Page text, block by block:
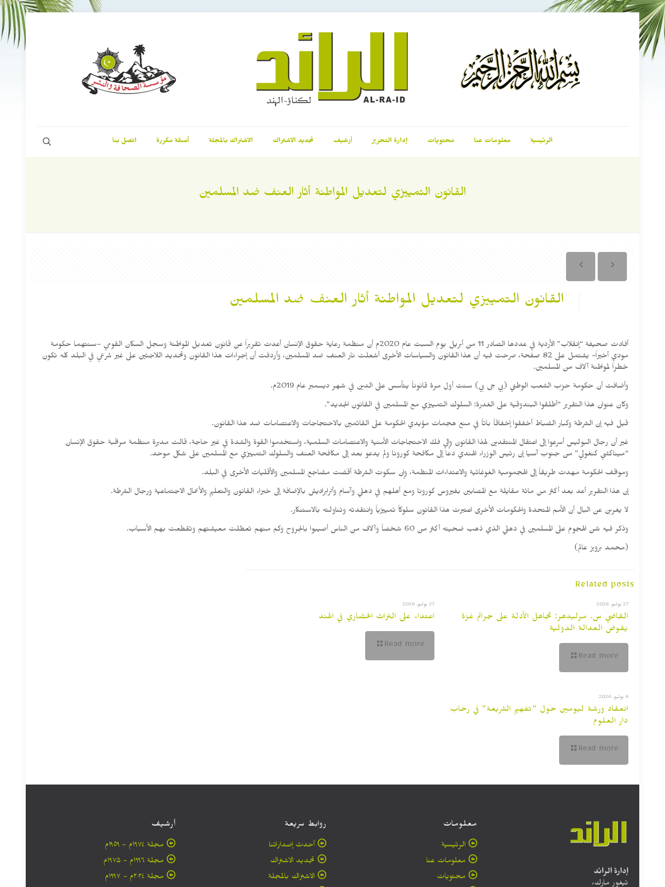
الرئيسية معلومات عنا محتويات إدارة التحرير أرشيف تجديد الاشتراك الاشتراك بالمجلة أسئلة مكررة اتصل بنا
القانون التمييزي لتعديل المواطنة أثار العنف ضد المسلمين
القانون التمييزي لتعديل المواطنة أثار العنف ضد المسلمين
أفادت صحيفة “إنقلاب” الأردية في عددها الصادر 11 من أبريل يوم السبت عام 2020م أن منظمة رعاية حقوق الإنسان أعدت تقريراً عن قانون تعديل المواطنة وسجل السكان القومي -سنتهما حكومة
مودي أخيراً- يشتمل على 82 صفحة، صرحت فيه أن هذا القانون والسياسات الأخرى أشعلت نار العنف ضد المسلمين، وأردفت أن إجراءات هذا القانون وتحديد اللاجئين على غير شرعي في البلد كله تكون
خطراً لمواطنة آلاف من المسلمين.
وأضافت أن حكومة حزب الشعب الوطني (بي جى بي) سنت أول مرة قانوناً يتأسس على الدين في شهر ديسمبر عام 2019م.
وكان عنوان هذا التقرير “أطلقوا البندوقية على الغدرة: السلوك التمييزي مع المسلمين في القانون الجديد”.
قيل فيه إن الشرطة وكبار الضباط أخفقوا إخفاقاً باتاً في منع هجمات مؤيدي الحكومة على القائمين بالاحتجاجات والاعتصامات ضد هذا القانون.
غير أن رجال البوليس أسرعوا إلى اعتقال المنتقدين لهذا القانون وإلي فكّ الاحتجاجات الأمنية والاعتصامات السلمية، واستخدموا القوة والشدة في غير حاجة، قالت مديرة منظمة مراقبة حقوق الإنسان
“ميناكشي كنغولي” من جنوب آسيا إن رئيس الوزراء الهندي دعا إلى مكافحة كورونا ولم يدعو بعد إلى مكافحة العنف والسلوك التمييزي مع المسلمين على شكل موحد.
ومواقف الحكومة مهدت طريقاً إلى الهجمومية الغوغائية والاعتداءات المنظمة، وإن سكوت الشرطة أقضت مضاجع المسلمين والأقليات الأخرى في البلد.
إن هذا التقرير أعد بعد أكثر من مائة مقايلة مع المصابين بفيروس كورونا ومع أهلهم في دهلي وآسام وأترابراديش بالإضافة إلى خبراء القانون والتعليم والأعمال الاجتماعية ورجال الشرطة.
لا يغربن عن البال أن الأمم المتحدة والحكومات الأخرى اعتبرت هذا القانون سلوكاً تمييزياً وانتقدته وتناولته بالاستنكار.
وذكر فيه شن الهجوم على المسلمين في دهلي الذي ذهب ضحيته أكثر من 60 شخصاً وآلاف من الناس أصيبوا بالجروح وكم منهم تعطلت معيشتهم وتقطعت بهم الأسباب.
(محمد برويز عالم)
Related posts
27 يوليو, 2026
القاضي س. مرليدهر: تجاهل الأدلة على جرائم غزة
يقوض العدالة الدولية
Read more
27 يوليو, 2026
اعتداء على التراث الحضاري في الهند
Read more
6 يوليو, 2026
انعقاد ورشة ليومين حول “تفهيم الشريعة” في رحاب
دار العلوم
Read more
إدارة الرائد
تيغور مارك،
معلومات
الرئيسية
معلومات عنا
محتويات
روابط سريعة
أحدث إصداراتنا
تجديد الاشتراك
الاشتراك بالمجلة
أرشيف
مجلة ۱۹۷٤م - ١٩٥٩م
مجلة ۱۹۹٦م - ۱۹۷۵م
مجلة ۲۰۲٤م - ۱۹۹۷م